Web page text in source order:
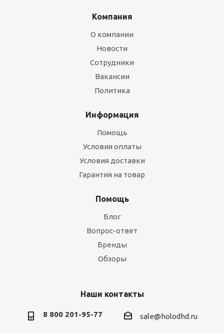
Компания
О компании
Новости
Сотрудники
Вакансии
Политика
Информация
Помощь
Условия оплаты
Условия доставки
Гарантия на товар
Помощь
Блог
Вопрос-ответ
Бренды
Обзоры
Наши контакты
8 800 201-95-77 sale@holodhd.ru